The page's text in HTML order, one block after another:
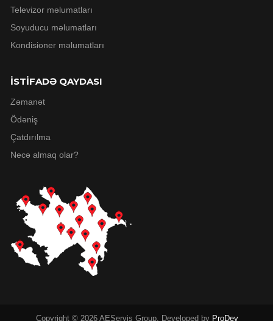
Televizor məlumatları
Soyuducu məlumatları
Kondisioner məlumatları
İSTİFADƏ QAYDASI
Zəmanət
Ödəniş
Çatdırılma
Necə almaq olar?
Copyright © 2026 AEServis Group. Developed by ProDev